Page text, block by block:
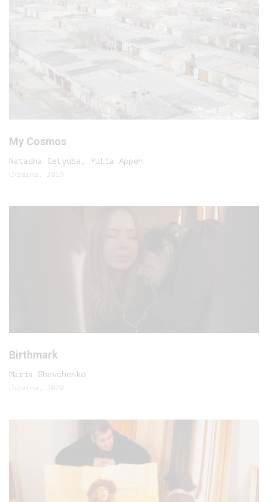
My Cosmos
Natasha Celyuba, Yulia Appen
Ukraina, 2019
Birthmark
Maria Shevchenko
Ukraina, 2020